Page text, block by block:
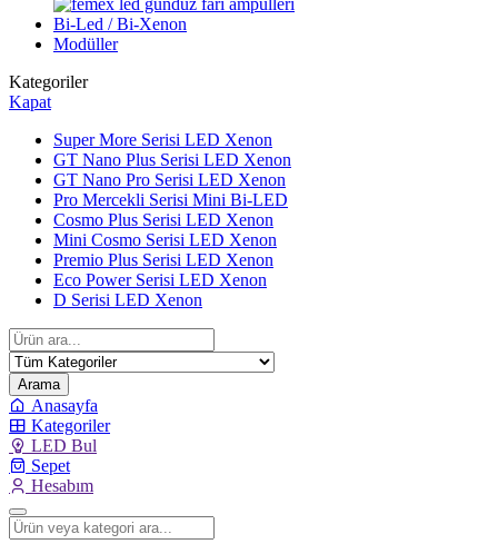
Bi-Led / Bi-Xenon
Modüller
Kategoriler
Kapat
Super More Serisi LED Xenon
GT Nano Plus Serisi LED Xenon
GT Nano Pro Serisi LED Xenon
Pro Mercekli Serisi Mini Bi-LED
Cosmo Plus Serisi LED Xenon
Mini Cosmo Serisi LED Xenon
Premio Plus Serisi LED Xenon
Eco Power Serisi LED Xenon
D Serisi LED Xenon
Arama
Anasayfa
Kategoriler
LED Bul
Sepet
Hesabım